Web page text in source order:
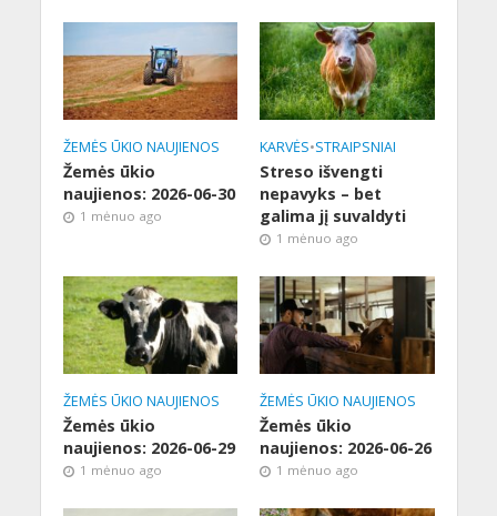
ŽEMĖS ŪKIO NAUJIENOS
Žemės ūkio
naujienos: 2026-06-30
1 mėnuo ago
KARVĖS•STRAIPSNIAI
Streso išvengti
nepavyks – bet
galima jį suvaldyti
1 mėnuo ago
ŽEMĖS ŪKIO NAUJIENOS
Žemės ūkio
naujienos: 2026-06-29
1 mėnuo ago
ŽEMĖS ŪKIO NAUJIENOS
Žemės ūkio
naujienos: 2026-06-26
1 mėnuo ago